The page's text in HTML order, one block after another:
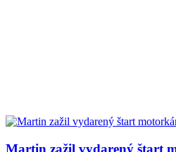
Martin zažil vydarený štart